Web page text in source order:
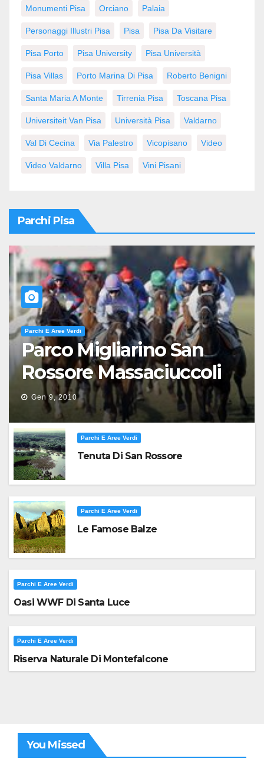
Monumenti Pisa Orciano Palaia
Personaggi Illustri Pisa Pisa Pisa Da Visitare
Pisa Porto Pisa University Pisa Università
Pisa Villas Porto Marina Di Pisa Roberto Benigni
Santa Maria A Monte Tirrenia Pisa Toscana Pisa
Universiteit Van Pisa Università Pisa Valdarno
Val Di Cecina Via Palestro Vicopisano Video
Video Valdarno Villa Pisa Vini Pisani
Parchi Pisa
Parchi E Aree Verdi
Parco Migliarino San
Rossore Massaciuccoli
Gen 9, 2010
Parchi E Aree Verdi
Tenuta Di San Rossore
Parchi E Aree Verdi
Le Famose Balze
Parchi E Aree Verdi
Oasi WWF Di Santa Luce
Parchi E Aree Verdi
Riserva Naturale Di Montefalcone
You Missed